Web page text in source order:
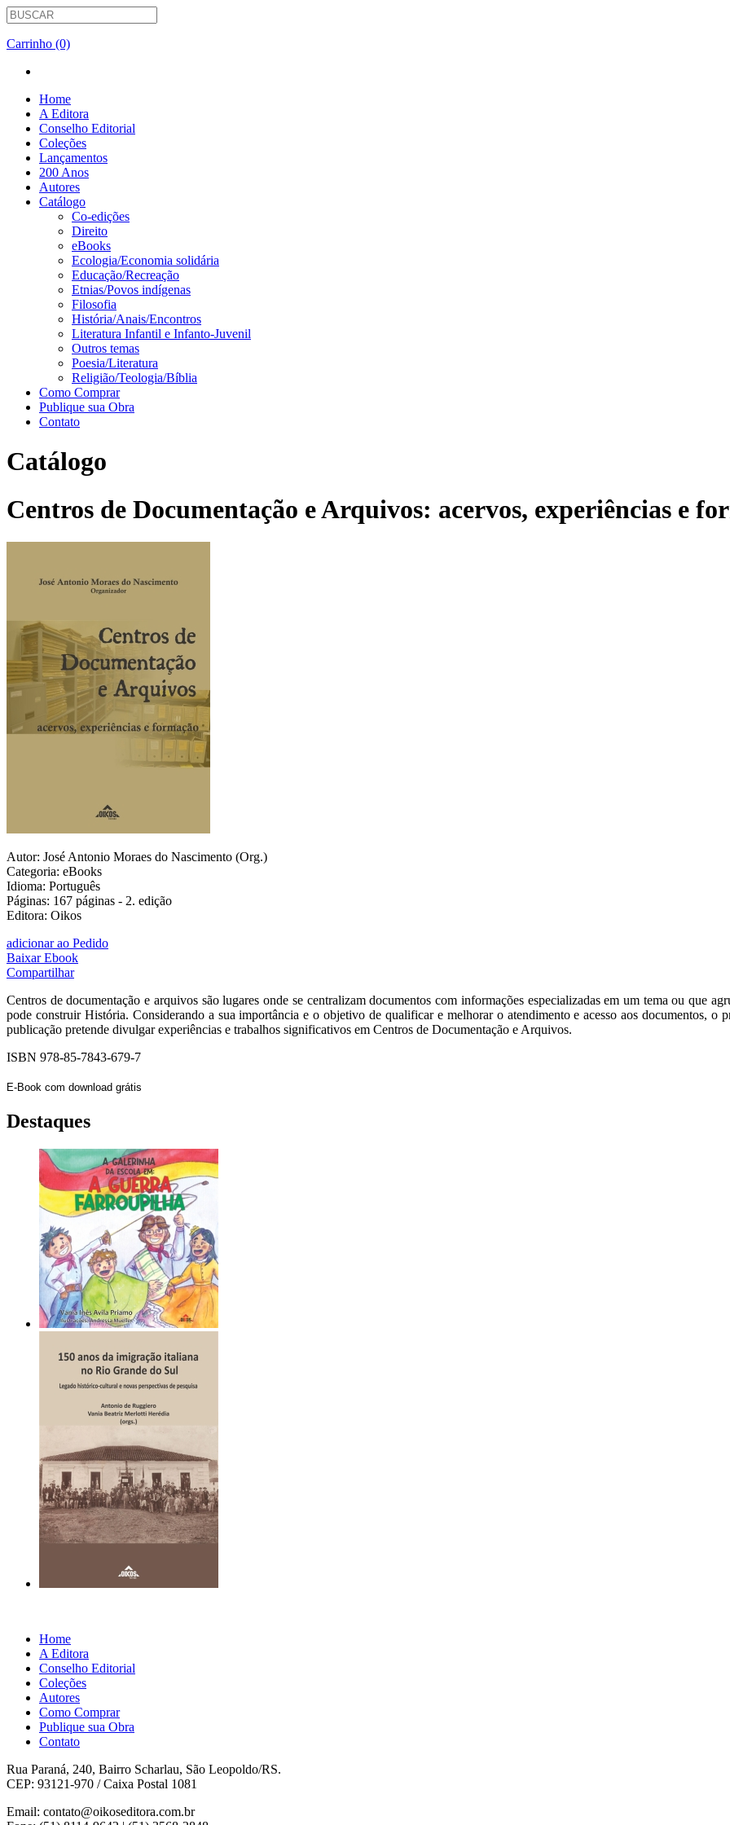
Carrinho (0)
Home
A Editora
Conselho Editorial
Coleções
Lançamentos
200 Anos
Autores
Catálogo
Co-edições
Direito
eBooks
Ecologia/Economia solidária
Educação/Recreação
Etnias/Povos indígenas
Filosofia
História/Anais/Encontros
Literatura Infantil e Infanto-Juvenil
Outros temas
Poesia/Literatura
Religião/Teologia/Bíblia
Como Comprar
Publique sua Obra
Contato
Catálogo
Centros de Documentação e Arquivos: acervos, experiências e
Autor: José Antonio Moraes do Nascimento (Org.)
Categoria: eBooks
Idioma: Português
Páginas: 167 páginas - 2. edição
Editora: Oikos
adicionar ao Pedido
Baixar Ebook
Compartilhar
Centros de documentação e arquivos são lugares onde se centralizam documentos com informações especializadas em um tema ou que
pode construir História. Considerando a sua importância e o objetivo de qualificar e melhorar o atendimento e acesso aos documentos, o
publicação pretende divulgar experiências e trabalhos significativos em Centros de Documentação e Arquivos.
ISBN 978-85-7843-679-7
E-Book com download grátis
Destaques
Home
A Editora
Conselho Editorial
Coleções
Autores
Como Comprar
Publique sua Obra
Contato
Rua Paraná, 240, Bairro Scharlau, São Leopoldo/RS.
CEP: 93121-970 / Caixa Postal 1081
Email: contato@oikoseditora.com.br